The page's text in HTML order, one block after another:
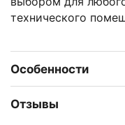
технического
Особенности
Отзывы